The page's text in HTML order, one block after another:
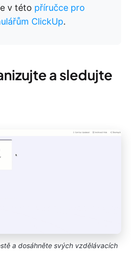
v této příručce pro
ClickUp.
a sledujte
a dosáhněte svých vzdělávacích